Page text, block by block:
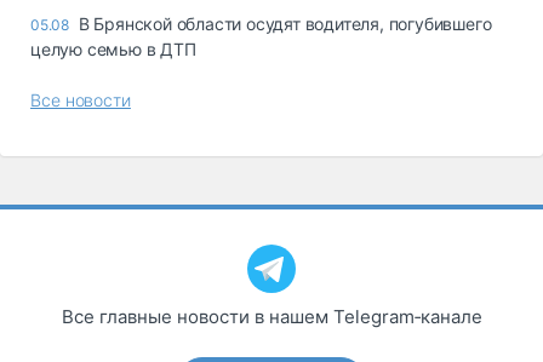
05.08 В Брянской области осудят водителя, погубившего
целую семью в ДТП
Все новости
Все главные новости в нашем Telegram‑канале